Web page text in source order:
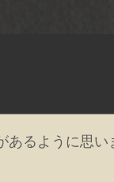
るように思